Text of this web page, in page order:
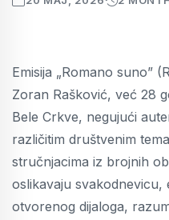
Emisija „Romano suno”
Zoran Rašković, već 28
Bele Crkve, negujući
različitim društvenim
stručnjacima iz brojnih
oslikavaju svakodnevicu,
otvorenog dijaloga,